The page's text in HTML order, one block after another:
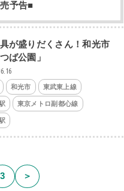
予告■
が盛りだくさん！和光市
ば公園」
和光市 東武東上線
東京メトロ副都心線
3 ＞